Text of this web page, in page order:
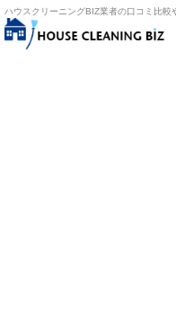
ハウスクリーニングBIZ業者の口コミ比較